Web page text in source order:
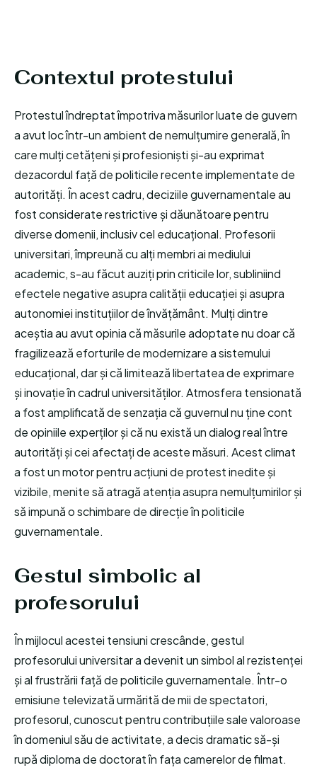
Contextul protestului
Protestul îndreptat împotriva măsurilor luate de guvern
a avut loc într-un ambient de nemulțumire generală, în
care mulți cetățeni și profesioniști și-au exprimat
dezacordul față de politicile recente implementate de
autorități. În acest cadru, deciziile guvernamentale au
fost considerate restrictive și dăunătoare pentru
diverse domenii, inclusiv cel educațional. Profesorii
universitari, împreună cu alți membri ai mediului
academic, s-au făcut auziți prin criticile lor, subliniind
efectele negative asupra calității educației și asupra
autonomiei instituțiilor de învățământ. Mulți dintre
aceștia au avut opinia că măsurile adoptate nu doar că
fragilizează eforturile de modernizare a sistemului
educațional, dar și că limitează libertatea de exprimare
și inovație în cadrul universităților. Atmosfera tensionată
a fost amplificată de senzația că guvernul nu ține cont
de opiniile experților și că nu există un dialog real între
autorități și cei afectați de aceste măsuri. Acest climat
a fost un motor pentru acțiuni de protest inedite și
vizibile, menite să atragă atenția asupra nemulțumirilor și
să impună o schimbare de direcție în politicile
guvernamentale.
Gestul simbolic al
profesorului
În mijlocul acestei tensiuni crescânde, gestul
profesorului universitar a devenit un simbol al rezistenței
și al frustrării față de politicile guvernamentale. Într-o
emisiune televizată urmărită de mii de spectatori,
profesorul, cunoscut pentru contribuțiile sale valoroase
în domeniul său de activitate, a decis dramatic să-și
rupă diploma de doctorat în fața camerelor de filmat.